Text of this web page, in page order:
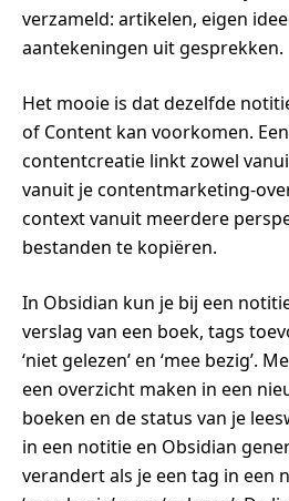
verzameld: artikelen, eigen
aantekeningen uit gesprekken.
Het mooie is dat dezelfde
of Content kan voorkomen.
contentcreatie linkt zowel
vanuit je contentmarketing-
context vanuit meerdere
bestanden te kopiëren.
In Obsidian kun je bij een
verslag van een boek, tags
‘niet gelezen’ en ‘mee bezig’.
een overzicht maken in een
boeken en de status van je
in een notitie en Obsidian
verandert als je een tag in een